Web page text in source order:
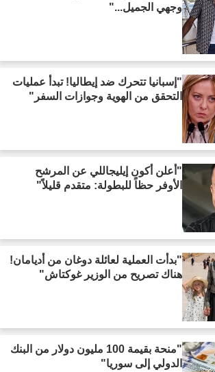
وجهي الجميل..."
"إسبانيا تتحرك ضد إيطاليا! تبدأ عمليات
التحقق من الهوية وجوازات السفر"
"أعلن أكون إيليجاللي عن المرشح
الأوفر حظاً للبطولة: متقدم قليلاً"
"بدأت العملية لعائلة دوغان من أديامان!
هناك تصريح من الوزير غوكتاش"
"منحة بقيمة 100 مليون دولار من البنك
الدولي إلى سوريا"